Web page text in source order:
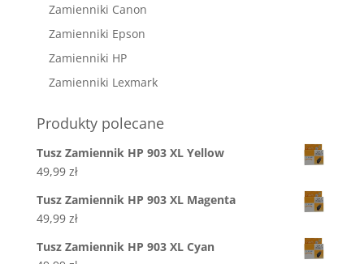
Zamienniki Canon
Zamienniki Epson
Zamienniki HP
Zamienniki Lexmark
Produkty polecane
Tusz Zamiennik HP 903 XL Yellow
49,99 zł
Tusz Zamiennik HP 903 XL Magenta
49,99 zł
Tusz Zamiennik HP 903 XL Cyan